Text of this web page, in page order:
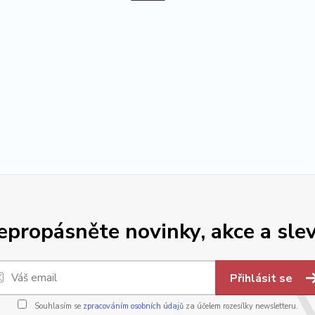
novinky, akce a
Přihlásit se
Souhlasím se zpracováním osobních údajůza účelem rozesílky newsletteru.